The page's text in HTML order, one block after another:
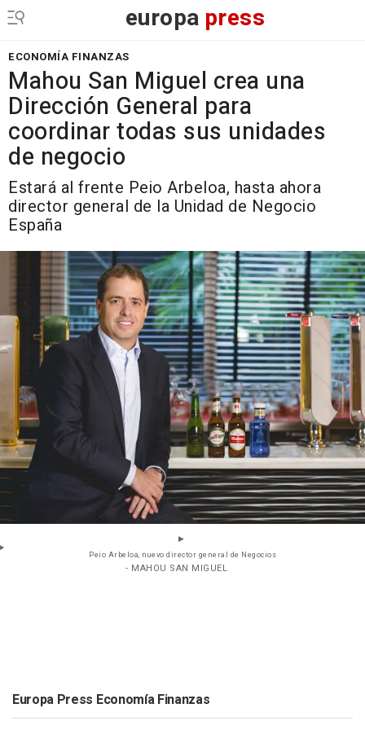
europa press
ECONOMÍA FINANZAS
Mahou San Miguel crea una
Dirección General para
coordinar todas sus unidades
de negocio
Estará al frente Peio Arbeloa, hasta ahora
director general de la Unidad de Negocio
España
Peio Arbeloa, nuevo director general de Negocios
- MAHOU SAN MIGUEL
Europa Press Economía Finanzas